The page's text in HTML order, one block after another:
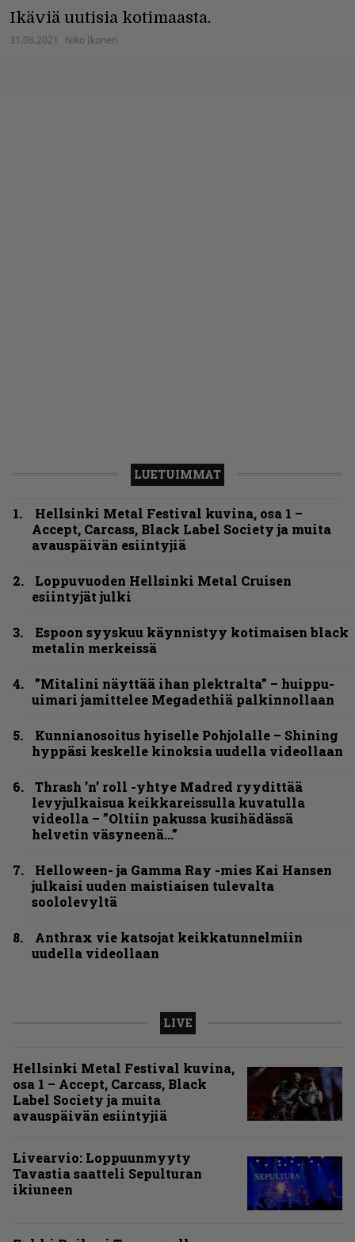
Ikäviä uutisia kotimaasta.
31.08.2021 Niko Ikonen
LUETUIMMAT
Hellsinki Metal Festival kuvina, osa 1 –
Accept, Carcass, Black Label Society ja muita
avauspäivän esiintyjiä
Loppuvuoden Hellsinki Metal Cruisen
esiintyjät julki
Espoon syyskuu käynnistyy kotimaisen black
metalin merkeissä
”Mitalini näyttää ihan plektralta” – huippu-
uimari jamittelee Megadethiä palkinnollaan
Kunnianosoitus hyiselle Pohjolalle – Shining
hyppäsi keskelle kinoksia uudella videollaan
Thrash ’n’ roll -yhtye Madred ryydittää
levyjulkaisua keikkareissulla kuvatulla
videolla – ”Oltiin pakussa kusihädässä
helvetin väsyneenä…”
Helloween- ja Gamma Ray -mies Kai Hansen
julkaisi uuden maistiaisen tulevalta
soololevyltä
Anthrax vie katsojat keikkatunnelmiin
uudella videollaan
LIVE
Hellsinki Metal Festival kuvina,
osa 1 – Accept, Carcass, Black
Label Society ja muita
avauspäivän esiintyjiä
Livearvio: Loppuunmyyty
Tavastia saatteli Sepulturan
ikiuneen